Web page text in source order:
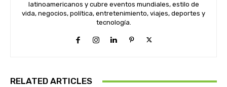
latinoamericanos y cubre eventos mundiales, estilo de
vida, negocios, política, entretenimiento, viajes, deportes y
tecnología.
RELATED ARTICLES